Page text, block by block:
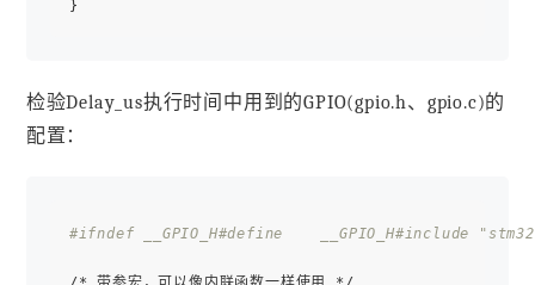
检验Delay_us执行时间中用到的GPIO(gpio.h、gpio.c)的
配置：
#ifndef __GPIO_H#define    __GPIO_H#include